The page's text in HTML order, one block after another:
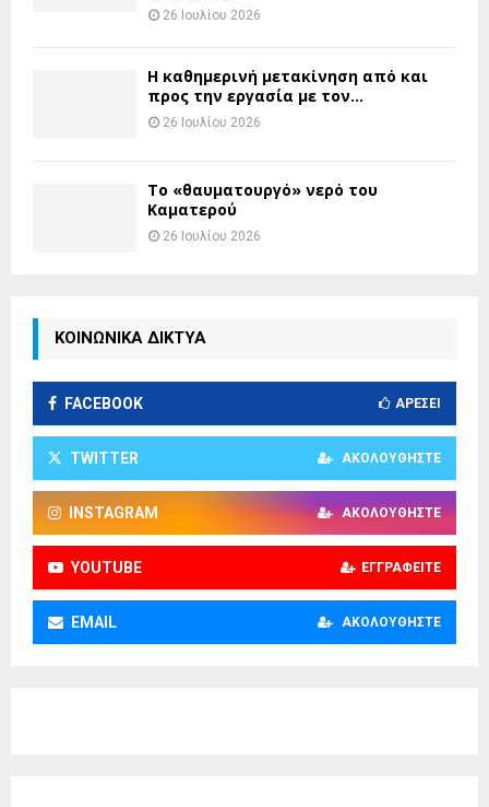
26 Ιουλίου 2026
H καθημερινή μετακίνηση από και
προς την εργασία με τον...
26 Ιουλίου 2026
Το «θαυματουργό» νερό του
Καματερού
26 Ιουλίου 2026
ΚΟΙΝΩΝΙΚΑ ΔΙΚΤΥΑ
FACEBOOK ΑΡΈΣΕΙ
TWITTER ΑΚΟΛΟΥΘΉΣΤΕ
INSTAGRAM ΑΚΟΛΟΥΘΉΣΤΕ
YOUTUBE ΕΓΓΡΑΦΕΊΤΕ
EMAIL ΑΚΟΛΟΥΘΉΣΤΕ